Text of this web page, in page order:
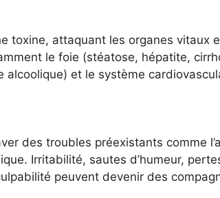
toxine, attaquant les organes vitaux
le foie (stéatose, hépatite,
et le système
des troubles préexistants comme
Irritabilité, sautes d’humeur,
peuvent devenir des